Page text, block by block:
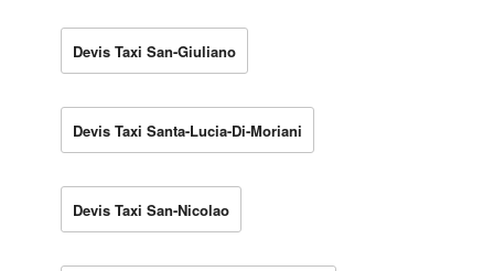
Devis Taxi San-Giuliano
Devis Taxi Santa-Lucia-Di-Moriani
Devis Taxi San-Nicolao